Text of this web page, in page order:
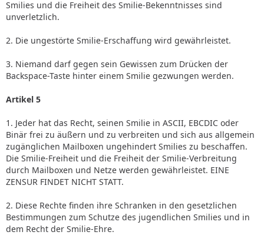
Smilies und die Freiheit des Smilie-Bekenntnisses sind
unverletzlich.
2. Die ungestörte Smilie-Erschaffung wird gewährleistet.
3. Niemand darf gegen sein Gewissen zum Drücken der
Backspace-Taste hinter einem Smilie gezwungen werden.
Artikel 5
1. Jeder hat das Recht, seinen Smilie in ASCII, EBCDIC oder
Binär frei zu äußern und zu verbreiten und sich aus allgemein
zugänglichen Mailboxen ungehindert Smilies zu beschaffen.
Die Smilie-Freiheit und die Freiheit der Smilie-Verbreitung
durch Mailboxen und Netze werden gewährleistet. EINE
ZENSUR FINDET NICHT STATT.
2. Diese Rechte finden ihre Schranken in den gesetzlichen
Bestimmungen zum Schutze des jugendlichen Smilies und in
dem Recht der Smilie-Ehre.